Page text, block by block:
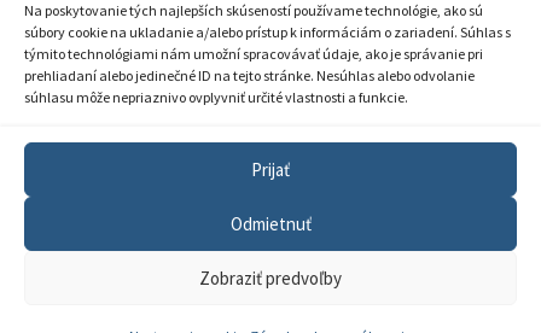
Na poskytovanie tých najlepších skúseností používame technológie, ako sú
súbory cookie na ukladanie a/alebo prístup k informáciám o zariadení. Súhlas s
týmito technológiami nám umožní spracovávať údaje, ako je správanie pri
prehliadaní alebo jedinečné ID na tejto stránke. Nesúhlas alebo odvolanie
súhlasu môže nepriaznivo ovplyvniť určité vlastnosti a funkcie.
Prijať
Odmietnuť
Zobraziť predvoľby
Zásady ochrany súkromia
Sprístupnenie informácií
GDPR